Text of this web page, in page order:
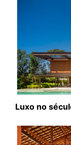
Luxo no